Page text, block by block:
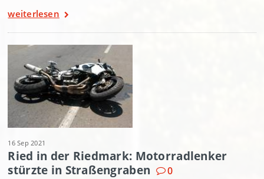
weiterlesen
16 Sep 2021
Ried in der Riedmark: Motorradlenker
stürzte in Straßengraben
0